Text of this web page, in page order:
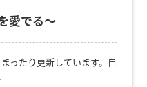
愛でる～
ったり更新しています。自